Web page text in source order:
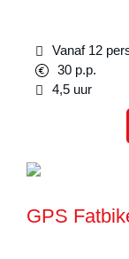
Vanaf 12
30 p.p.
4,5 uur
GPS